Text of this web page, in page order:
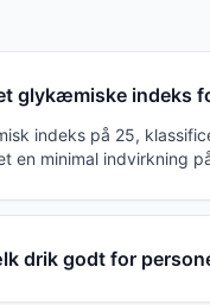
glykæmiske indeks
indeks på 25,
en minimal indvirkning
drik godt for